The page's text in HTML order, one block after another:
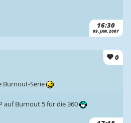
16:30
09. JAN. 2007
0
Burnout-Serie
auf Burnout 5 für die 360